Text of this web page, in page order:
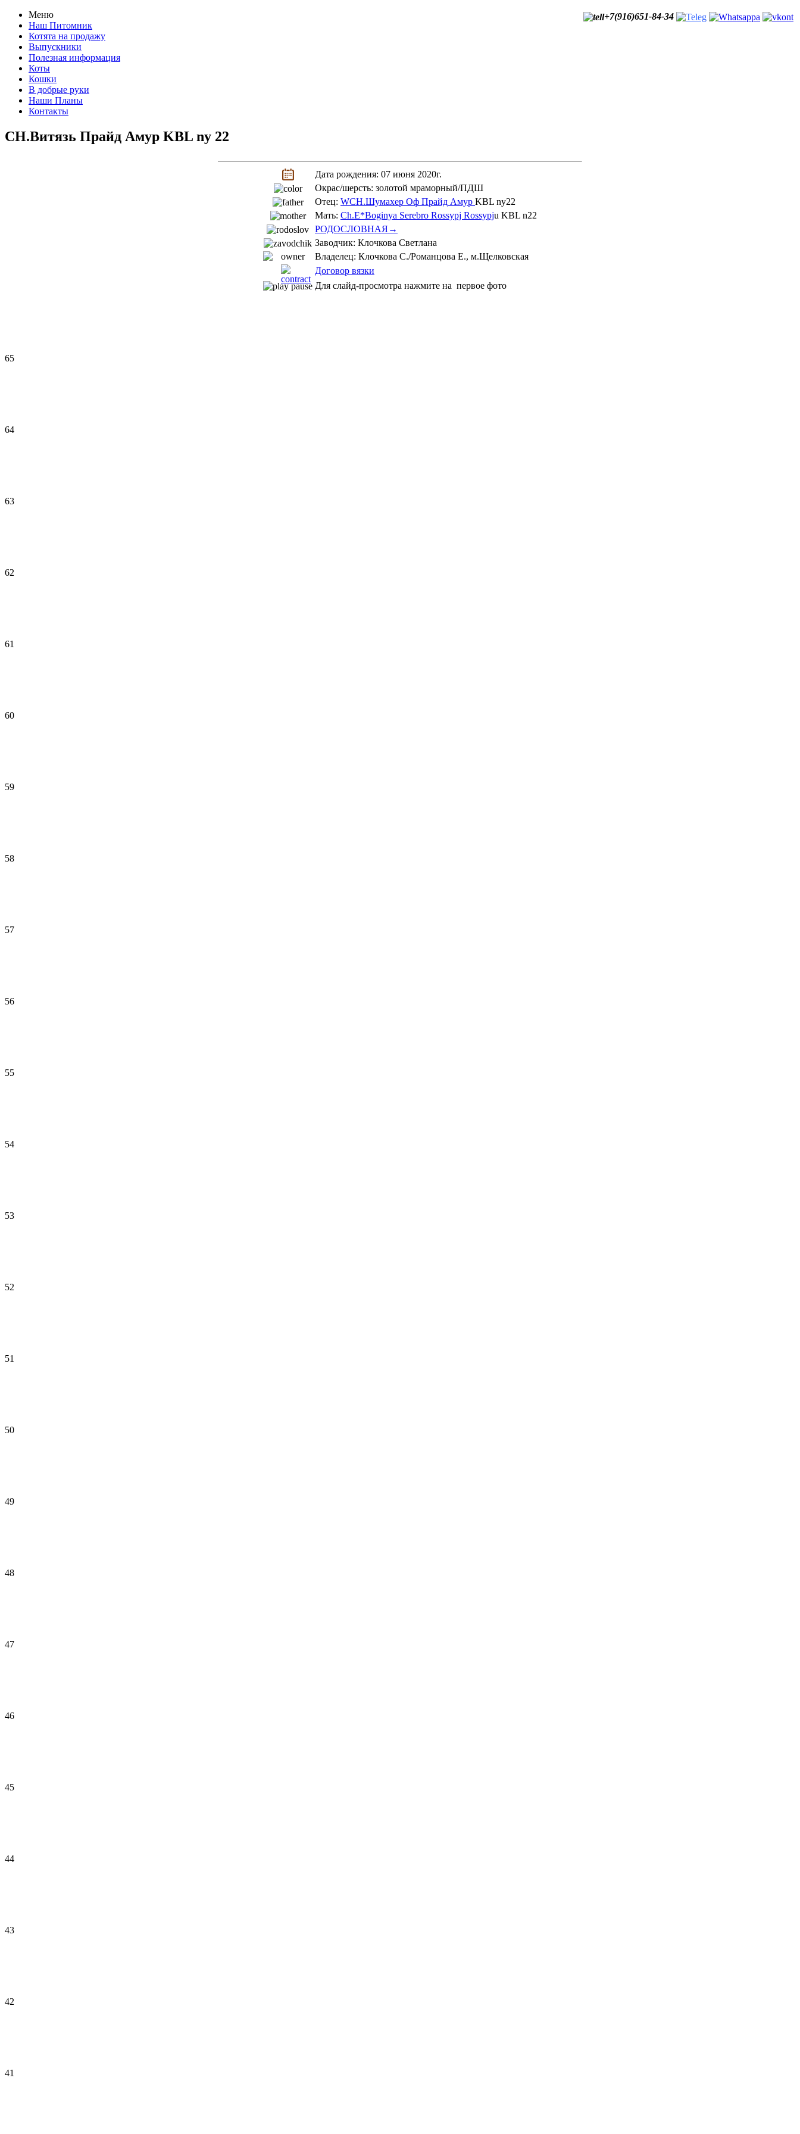
+7(916)651-84-34
Меню
Наш Питомник
Котята на продажу
Выпускники
Полезная информация
Коты
Кошки
В добрые руки
Наши Планы
Контакты
CH.Витязь Прайд Амур KBL ny 22
Дата рождения: 07 июня 2020г.
Окрас/шерсть: золотой мраморный/ПДШ
Отец: WCH.Шумахер Оф Прайд Амур KBL ny22
Мать: Ch.E*Boginya Serebro Rossypj Rossypju KBL n22
РОДОСЛОВНАЯ→
Заводчик: Клочкова Светлана
Владелец: Клочкова С./Романцова Е., м.Щелковская
Договор вязки
Для слайд-просмотра нажмите на первое фото
65
64
63
62
61
60
59
58
57
56
55
54
53
52
51
50
49
48
47
46
45
44
43
42
41